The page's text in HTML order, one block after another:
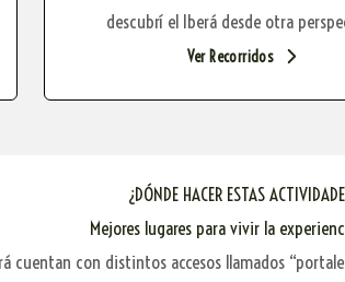
descubrí el Iberá desde otra
Ver Recorridos
¿DÓNDE HACER ESTAS
Mejores lugares para vivir la
cuentan con distintos accesos llamados